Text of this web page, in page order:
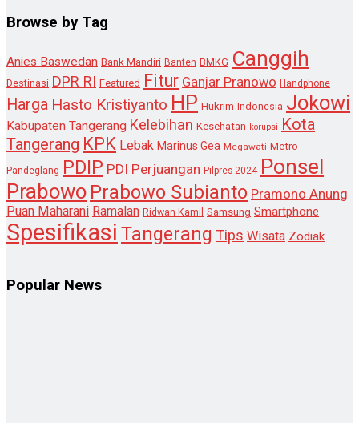
Browse by Tag
Anies Baswedan Bank Mandiri Banten BMKG Canggih
Destinasi DPR RI Featured Fitur Ganjar Pranowo Handphone
Harga Hasto Kristiyanto HP Hukrim Indonesia Jokowi
Kabupaten Tangerang Kelebihan Kesehatan korupsi Kota
Tangerang KPK Lebak Marinus Gea Megawati Metro
Pandeglang PDIP PDI Perjuangan Pilpres 2024 Ponsel
Prabowo Prabowo Subianto Pramono Anung
Puan Maharani Ramalan Ridwan Kamil Samsung Smartphone
Spesifikasi Tangerang Tips Wisata Zodiak
Popular News